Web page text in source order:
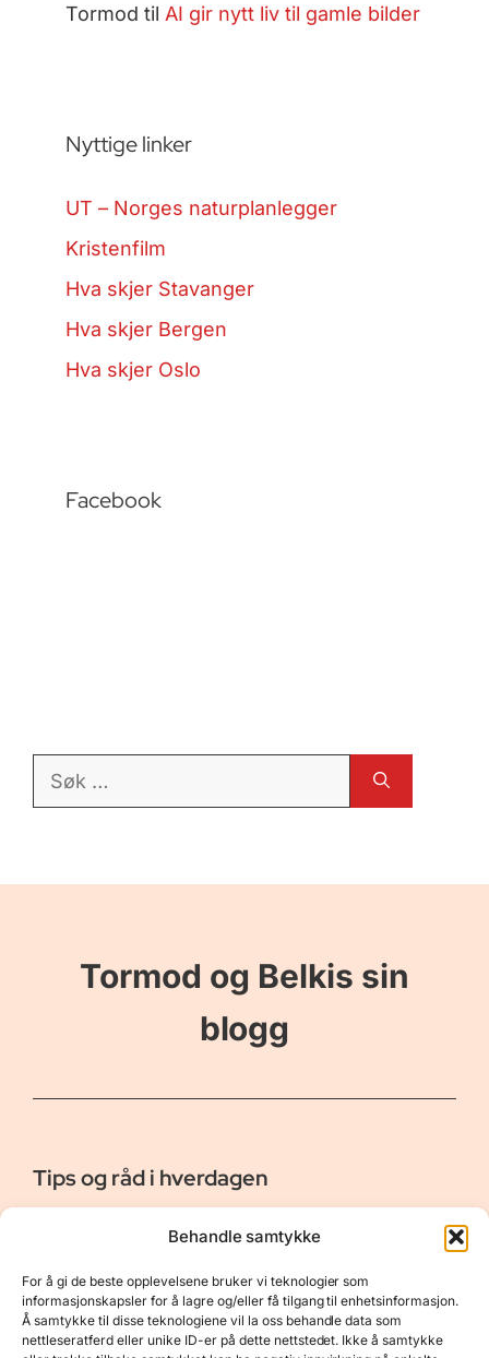
Behandle samtykke
For å gi de beste opplevelsene bruker vi teknologier som
informasjonskapsler for å lagre og/eller få tilgang til enhetsinformasjon.
Å samtykke til disse teknologiene vil la oss behandle data som
nettleseratferd eller unike ID-er på dette nettstedet. Ikke å samtykke
Tormod til AI gir nytt liv til gamle bilder
Nyttige linker
UT – Norges naturplanlegger
Kristenfilm
Hva skjer Stavanger
Hva skjer Bergen
Hva skjer Oslo
Facebook
Søk
Tormod og Belkis sin
blogg
Tips og råd i hverdagen
Er vår bloggside hvor vi ønsker å dele våre opplevelser og
gi deg råd og tips innen reiser, hotell - og restauranter,
naturopplevelser, personlig pleie, data, film og bøker m.m.
Nyttige Linker
Om oss
Resurser
Personvernerklæring